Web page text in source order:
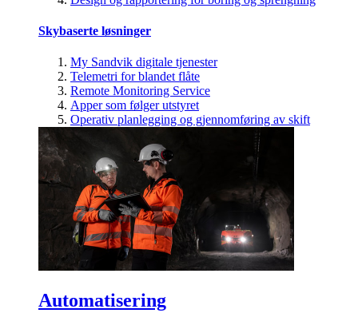
Skybaserte løsninger
My Sandvik digitale tjenester
Telemetri for blandet flåte
Remote Monitoring Service
Apper som følger utstyret
Operativ planlegging og gjennomføring av skift
Automatisering